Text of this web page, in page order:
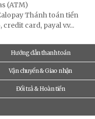
(ATM)
Thánh toán tiền
card, payal v.v...
Hướng dẫn thanh toán
Vận chuyển & Giao nhận
Đổi trả & Hoàn tiền